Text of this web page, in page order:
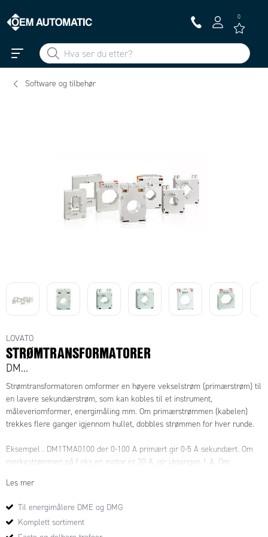
0
Software og tilbehør
LOVATO
STRØMTRANSFORMATORER
DM...
Strømtransformatoren omformer en høyere vekselstrøm (primærstrøm) til
en lavere sekundærstrøm, som kan kobles til et instrument,
måleveriomformer, energimåling mm. Om primærstrømmen (kabelen)
trekkes flere ganger igjennom hullet, dobbles strømmen for hver runde.
Eksempel . DM1TMA0100 der 0-100 A primært gir 0-5 A sekundært. Om
merkestrømmen på f.eks en motor er 20 A, gir utgangen 1 A. Om
sekundærstrømmen 2 A. Deretter øker den med 1 A for hver gang du
hver gang man trekker primærstrømskabelen igjennom hullet.
Les mer
Til energimålere DME og DMG
Komplett sortiment